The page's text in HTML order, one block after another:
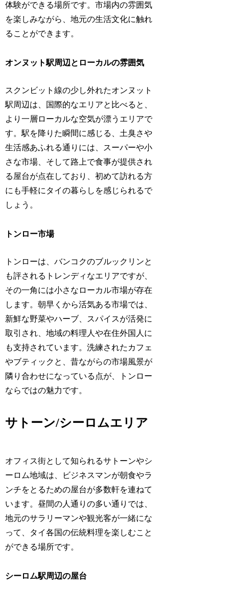
体験ができる場所です。市場内の雰囲気
を楽しみながら、地元の生活文化に触れ
ることができます。
オンヌット駅周辺とローカルの雰囲気
スクンビット線の少し外れたオンヌット
駅周辺は、国際的なエリアと比べると、
より一層ローカルな空気が漂うエリアで
す。駅を降りた瞬間に感じる、土臭さや
生活感あふれる通りには、スーパーや小
さな市場、そして路上で食事が提供され
る屋台が点在しており、初めて訪れる方
にも手軽にタイの暮らしを感じられるで
しょう。
トンロー市場
トンローは、バンコクのブルックリンと
も評されるトレンディなエリアですが、
その一角には小さなローカル市場が存在
します。朝早くから活気ある市場では、
新鮮な野菜やハーブ、スパイスが活発に
取引され、地域の料理人や在住外国人に
も支持されています。洗練されたカフェ
やブティックと、昔ながらの市場風景が
隣り合わせになっている点が、トンロー
ならではの魅力です。
サトーン/シーロムエリア
オフィス街として知られるサトーンやシ
ーロム地域は、ビジネスマンが朝食やラ
ンチをとるための屋台が多数軒を連ねて
います。昼間の人通りの多い通りでは、
地元のサラリーマンや観光客が一緒にな
って、タイ各国の伝統料理を楽しむこと
ができる場所です。
シーロム駅周辺の屋台